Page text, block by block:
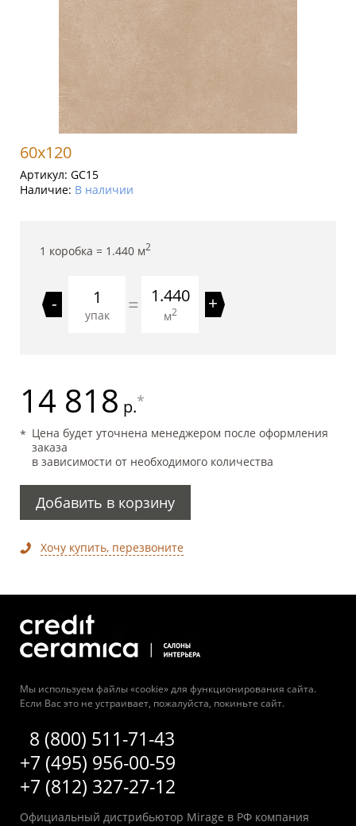
60x120
Артикул: GC15
Наличие: В наличии
1 коробка = 1.440 м2
-
упак = 1.440
м2 +
14 818 р.*
Цена будет уточнена менеджером после оформления
заказа
в зависимости от необходимого количества
Добавить в корзину
Хочу купить, перезвоните
Мы используем файлы «cookie» для функционирования сайта.
Если Вас это не устраивает, пожалуйста, покиньте сайт.
8 (800) 511-71-43
+7 (495) 956-00-59
+7 (812) 327-27-12
Официальный дистрибьютор Mirage в РФ компания